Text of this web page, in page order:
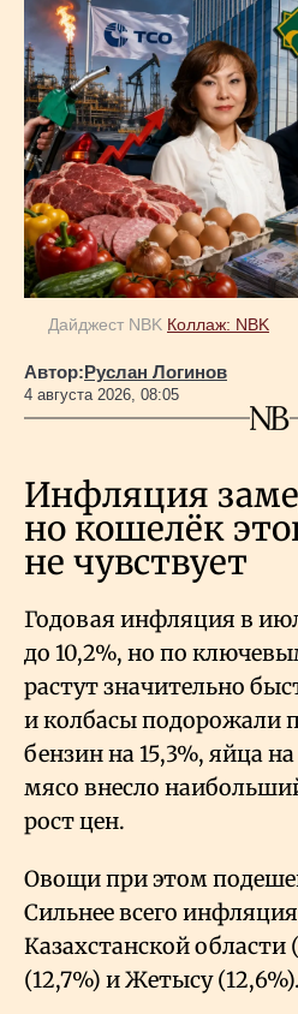
Дайджест NBK Коллаж: NBK
Автор:Руслан Логинов
4 августа 2026, 08:05
Инфляция
но кошелёк
не чувствует
Годовая инфляция в
до 10,2%, но по
растут значительно
и колбасы подорожали
бензин на 15,3%, яйца
мясо внесло
рост цен.
Овощи при этом
Сильнее всего
Казахстанской области
(12,7%) и Жетысу (12,6%).